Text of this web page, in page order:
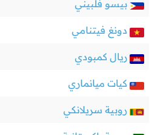
بيسو فلبيني
دونغ فيتنامي
ريال كمبودي
كيات ميانماري
روبية سريلانكي